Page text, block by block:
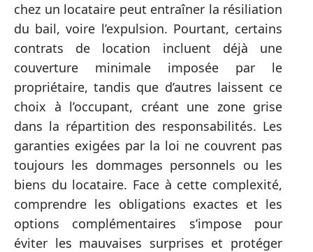
chez un locataire peut entraîner la résiliation
du bail, voire l’expulsion. Pourtant, certains
contrats de location incluent déjà une
couverture minimale imposée par le
propriétaire, tandis que d’autres laissent ce
choix à l’occupant, créant une zone grise
dans la répartition des responsabilités. Les
garanties exigées par la loi ne couvrent pas
toujours les dommages personnels ou les
biens du locataire. Face à cette complexité,
comprendre les obligations exactes et les
options complémentaires s’impose pour
éviter les mauvaises surprises et protéger